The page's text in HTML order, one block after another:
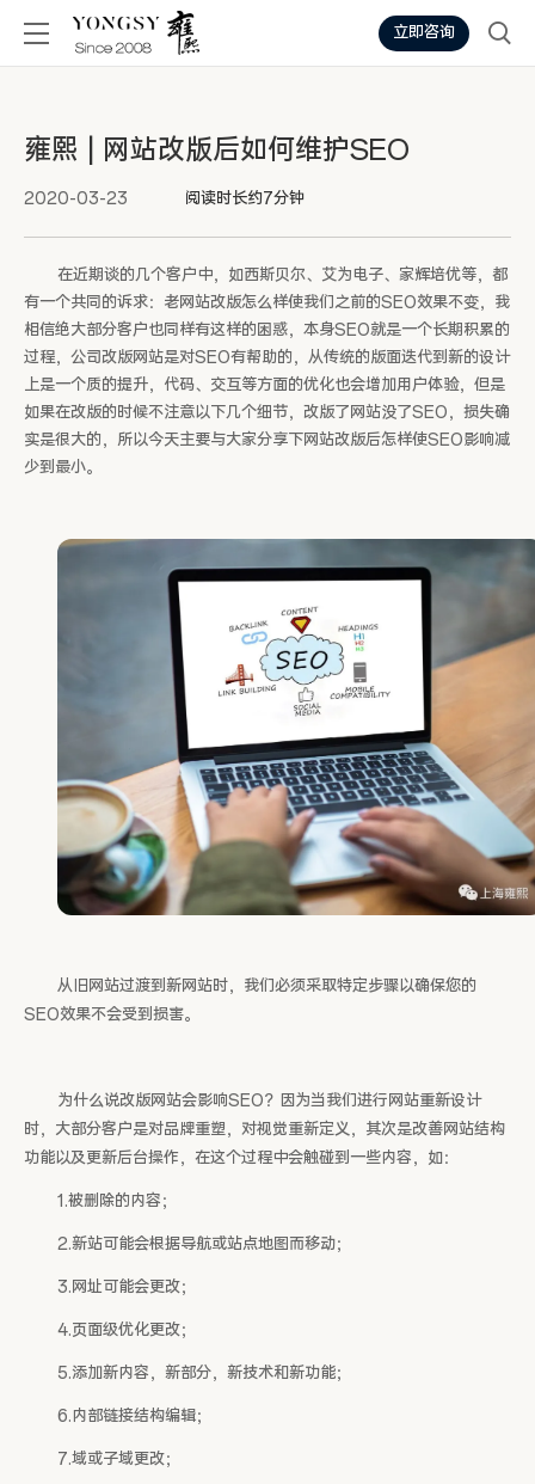
立即咨询
雍熙 | 网站改版后如何维护SEO
2020-03-23 阅读时长约7分钟
在近期谈的几个客户中，如西斯贝尔、艾为电子、家辉培优等，都
有一个共同的诉求：老网站改版怎么样使我们之前的SEO效果不变，我
相信绝大部分客户也同样有这样的困惑，本身SEO就是一个长期积累的
过程，公司改版网站是对SEO有帮助的，从传统的版面迭代到新的设计
上是一个质的提升，代码、交互等方面的优化也会增加用户体验，但是
如果在改版的时候不注意以下几个细节，改版了网站没了SEO，损失确
实是很大的，所以今天主要与大家分享下网站改版后怎样使SEO影响减
少到最小。
从旧网站过渡到新网站时，我们必须采取特定步骤以确保您的
SEO效果不会受到损害。
为什么说改版网站会影响SEO？因为当我们进行网站重新设计
时，大部分客户是对品牌重塑，对视觉重新定义，其次是改善网站结构
功能以及更新后台操作，在这个过程中会触碰到一些内容，如：
1.被删除的内容；
2.新站可能会根据导航或站点地图而移动；
3.网址可能会更改；
4.页面级优化更改；
5.添加新内容，新部分，新技术和新功能；
6.内部链接结构编辑；
7.域或子域更改；